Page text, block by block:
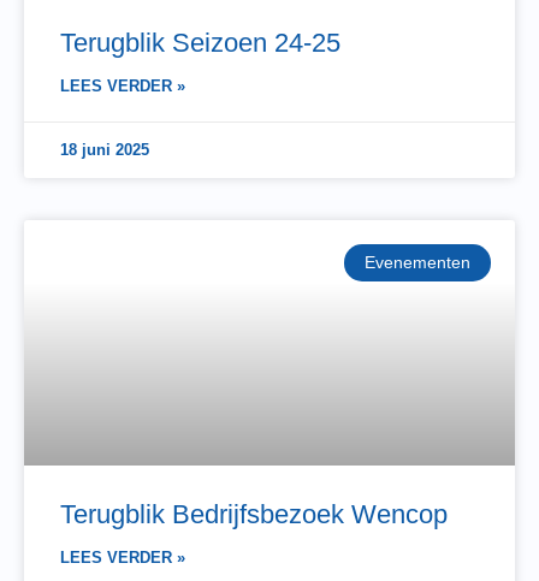
Terugblik Seizoen 24-25
LEES VERDER »
18 juni 2025
Evenementen
Terugblik Bedrijfsbezoek Wencop
LEES VERDER »